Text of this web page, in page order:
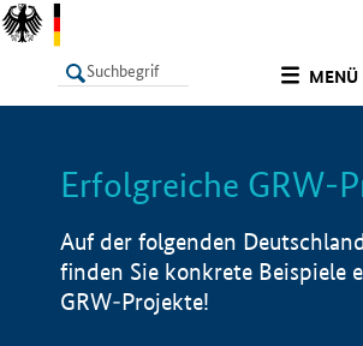
MENÜ
LISTE
Erfolgreiche GRW-
Auf der folgenden
finden Sie konkrete Beispiele
GRW-Projekte!